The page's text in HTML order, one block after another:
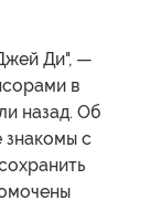
Ди", —
в
назад. Об
знакомы с